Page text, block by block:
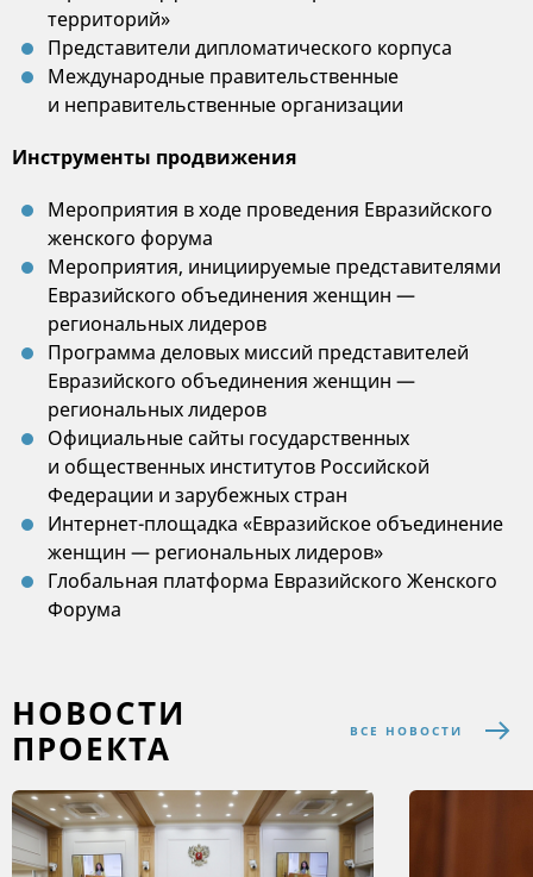
территорий»
Представители дипломатического корпуса
Международные правительственные
и неправительственные организации
Инструменты продвижения
Мероприятия в ходе проведения Евразийского
женского форума
Мероприятия, инициируемые представителями
Евразийского объединения женщин —
региональных лидеров
Программа деловых миссий представителей
Евразийского объединения женщин —
региональных лидеров
Официальные сайты государственных
и общественных институтов Российской
Федерации и зарубежных стран
Интернет-площадка «Евразийское объединение
женщин — региональных лидеров»
Глобальная платформа Евразийского Женского
Форума
НОВОСТИ
ПРОЕКТА
ВСЕ НОВОСТИ